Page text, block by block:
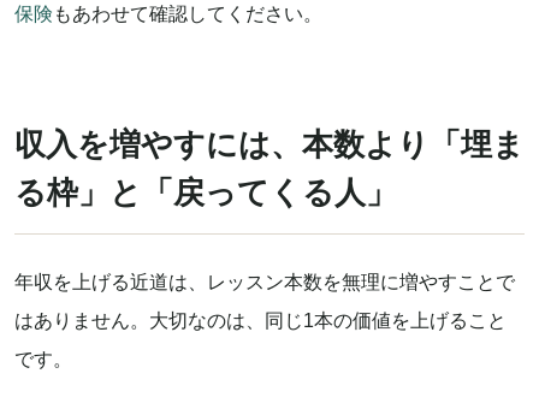
保険 もあわせて確認してください。
収入を増やすには、本数より「埋ま
る枠」と「戻ってくる人」
年収を上げる近道は、レッスン本数を無理に増やすことで
はありません。大切なのは、同じ1本の価値を上げること
です。